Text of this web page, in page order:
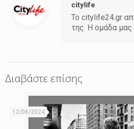
citylife
Το citylife24.gr
της. Η ομάδα μας
Διαβάστε επίσης
12/06/2024